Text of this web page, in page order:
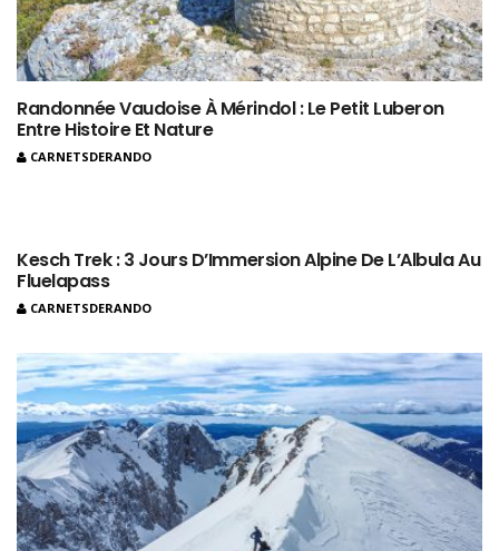
Randonnée Vaudoise À Mérindol : Le Petit Luberon
Entre Histoire Et Nature
CARNETSDERANDO
Kesch Trek : 3 Jours D’Immersion Alpine De L’Albula Au
Fluelapass
CARNETSDERANDO